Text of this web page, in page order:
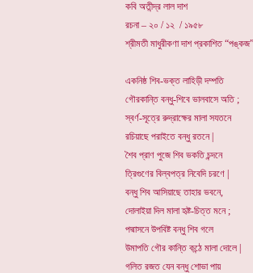
কবি অতীন্দ্র লাল দাশ
রচনা – ২০ / ১২ / ১৯৫৮
শ্রীমতী মাধুরীকণা দাশ প্রকাশিত
একনিষ্ঠ শিব-ভক্ত লাহিড়ী দম্পতি
গৌরকান্তি বন্ধু-শিবে ভালবাসে অতি ;
স্বর্ণ-সূত্রে রুদ্রাক্ষের মালা সযতনে
রচিয়াছে পরাইতে বন্ধু রতনে |
শৈব প্রাণ পুজে শিব ভকতি চন্দনে
ত্রিগুণের বিল্বপত্র নিবেদি চরণে |
বন্ধু শিব আসিয়াছে তাহার ভবনে,
দোলাইয়া দিল মালা হৃষ্ট-চিত্ত মনে ;
পদ্মাসনে উপবিষ্ট বন্ধু শিব গলে
উমাপতি গৌর কান্তি কন্ঠে মালা দোলে |
গলিত রজত যেন বন্ধু শোভা পায়